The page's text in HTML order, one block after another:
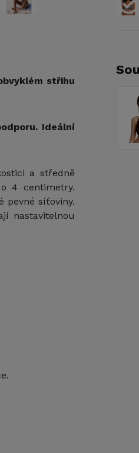
střihu
Ideální
a středně
4 centimetry.
pevné síťoviny.
nastavitelnou